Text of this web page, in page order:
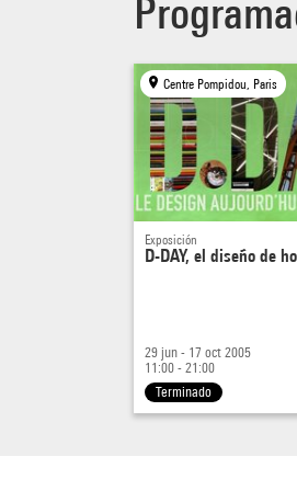
Centre Pompidou, Paris
Exposición
D-DAY, el diseño de
29 jun - 17 oct 2005
11:00 - 21:00
Terminado